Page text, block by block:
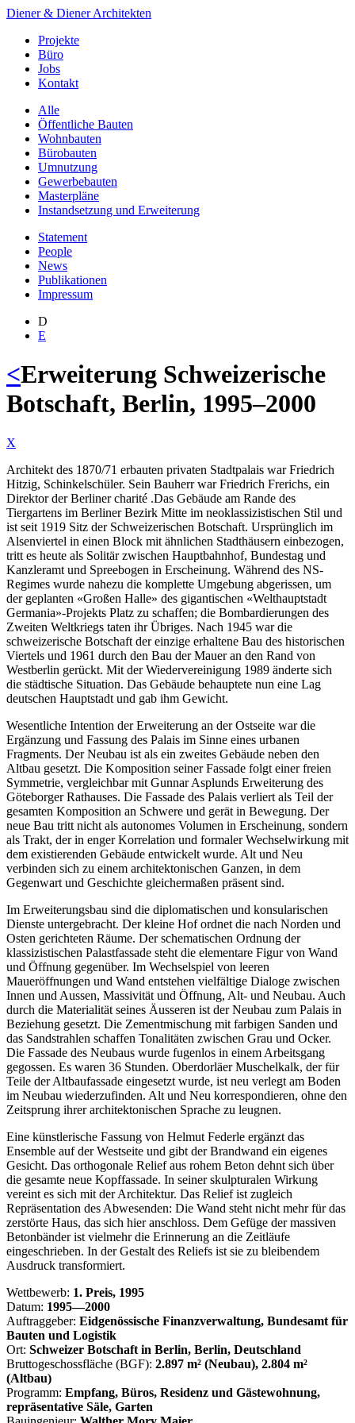
Diener & Diener Architekten
Projekte
Büro
Jobs
Kontakt
Alle
Öffentliche Bauten
Wohnbauten
Bürobauten
Umnutzung
Gewerbebauten
Masterpläne
Instandsetzung und Erweiterung
Statement
People
News
Publikationen
Impressum
D
E
<Erweiterung Schweizerische
Botschaft, Berlin, 1995–2000
X
Architekt des 1870/71 erbauten privaten Stadtpalais war Friedrich
Hitzig, Schinkelschüler. Sein Bauherr war Friedrich Frerichs, ein
Direktor der Berliner charité .Das Gebäude am Rande des
Tiergartens im Berliner Bezirk Mitte im neoklassizistischen Stil und
ist seit 1919 Sitz der Schweizerischen Botschaft. Ursprünglich im
Alsenviertel in einen Block mit ähnlichen Stadthäusern einbezogen,
tritt es heute als Solitär zwischen Hauptbahnhof, Bundestag und
Kanzleramt und Spreebogen in Erscheinung. Während des NS-
Regimes wurde nahezu die komplette Umgebung abgerissen, um
der geplanten «Großen Halle» des gigantischen «Welthauptstadt
Germania»-Projekts Platz zu schaffen; die Bombardierungen des
Zweiten Weltkriegs taten ihr Übriges. Nach 1945 war die
schweizerische Botschaft der einzige erhaltene Bau des historischen
Viertels und 1961 durch den Bau der Mauer an den Rand von
Westberlin gerückt. Mit der Wiedervereinigung 1989 änderte sich
die städtische Situation. Das Gebäude behauptete nun eine Lag
deutschen Hauptstadt und gab ihm Gewicht.
Wesentliche Intention der Erweiterung an der Ostseite war die
Ergänzung und Fassung des Palais im Sinne eines urbanen
Fragments. Der Neubau ist als ein zweites Gebäude neben den
Altbau gesetzt. Die Komposition seiner Fassade folgt einer freien
Symmetrie, vergleichbar mit Gunnar Asplunds Erweiterung des
Göteborger Rathauses. Die Fassade des Palais verliert als Teil der
gesamten Komposition an Schwere und gerät in Bewegung. Der
neue Bau tritt nicht als autonomes Volumen in Erscheinung, sondern
als Trakt, der in enger Korrelation und formaler Wechselwirkung mit
dem existierenden Gebäude entwickelt wurde. Alt und Neu
verbinden sich zu einem architektonischen Ganzen, in dem
Gegenwart und Geschichte gleichermaßen präsent sind.
Im Erweiterungsbau sind die diplomatischen und konsularischen
Dienste untergebracht. Der kleine Hof ordnet die nach Norden und
Osten gerichteten Räume. Der schematischen Ordnung der
klassizistischen Palastfassade steht die elementare Figur von Wand
und Öffnung gegenüber. Im Wechselspiel von leeren
Maueröffnungen und Wand entstehen vielfältige Dialoge zwischen
Innen und Aussen, Massivität und Öffnung, Alt- und Neubau. Auch
durch die Materialität seines Äusseren ist der Neubau zum Palais in
Beziehung gesetzt. Die Zementmischung mit farbigen Sanden und
das Sandstrahlen schaffen Tonalitäten zwischen Grau und Ocker.
Die Fassade des Neubaus wurde fugenlos in einem Arbeitsgang
gegossen. Es waren 36 Stunden. Oberdorläer Muschelkalk, der für
Teile der Altbaufassade eingesetzt wurde, ist neu verlegt am Boden
im Neubau wiederzufinden. Alt und Neu korrespondieren, ohne den
Zeitsprung ihrer architektonischen Sprache zu leugnen.
Eine künstlerische Fassung von Helmut Federle ergänzt das
Ensemble auf der Westseite und gibt der Brandwand ein eigenes
Gesicht. Das orthogonale Relief aus rohem Beton dehnt sich über
die gesamte neue Kopffassade. In seiner skulpturalen Wirkung
vereint es sich mit der Architektur. Das Relief ist zugleich
Repräsentation des Abwesenden: Die Wand steht nicht mehr für das
zerstörte Haus, das sich hier anschloss. Dem Gefüge der massiven
Betonbänder ist vielmehr die Erinnerung an die Zeitläufe
eingeschrieben. In der Gestalt des Reliefs ist sie zu bleibendem
Ausdruck transformiert.
Wettbewerb: 1. Preis, 1995
Datum: 1995—2000
Auftraggeber: Eidgenössische Finanzverwaltung, Bundesamt für
Bauten und Logistik
Ort: Schweizer Botschaft in Berlin, Berlin, Deutschland
Bruttogeschossfläche (BGF): 2.897 m² (Neubau), 2.804 m²
(Altbau)
Programm: Empfang, Büros, Residenz und Gästewohnung,
repräsentative Säle, Garten